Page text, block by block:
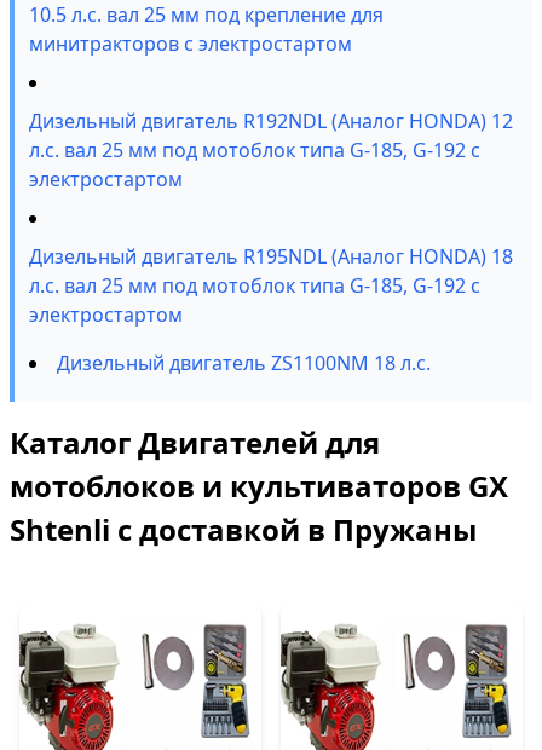
10.5 л.с. вал 25 мм под крепление для
минитракторов с электростартом
Дизельный двигатель R192NDL (Аналог HONDA) 12
л.с. вал 25 мм под мотоблок типа G-185, G-192 c
электростартом
Дизельный двигатель R195NDL (Аналог HONDA) 18
л.с. вал 25 мм под мотоблок типа G-185, G-192 с
электростартом
Дизельный двигатель ZS1100NM 18 л.с.
Каталог Двигателей для
мотоблоков и культиваторов GX
Shtenli с доставкой в Пружаны